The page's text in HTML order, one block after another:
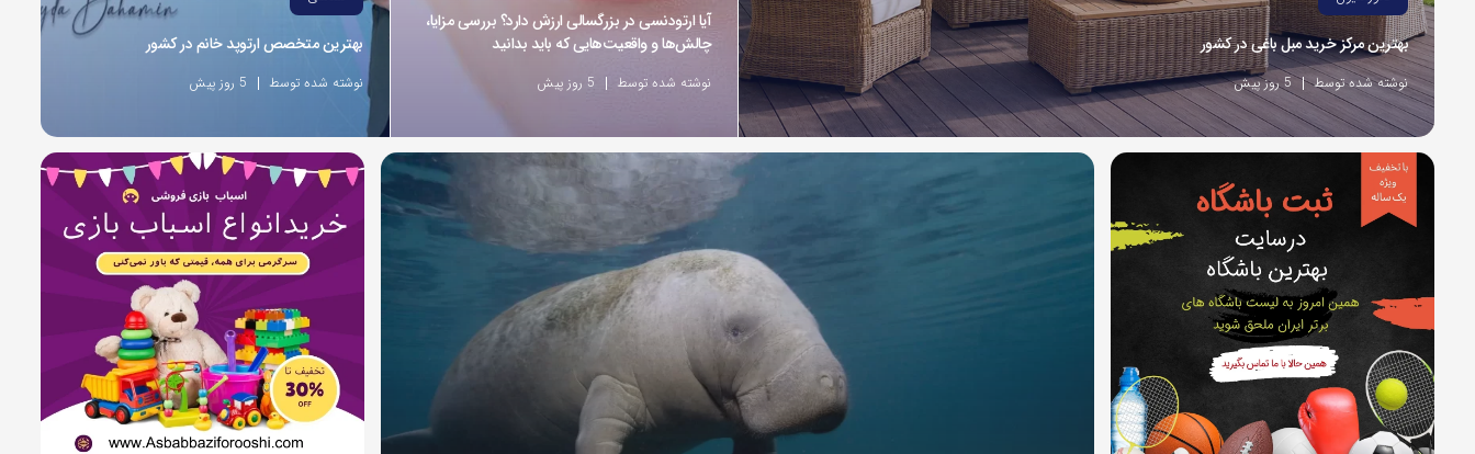
بهترین مرکز خرید مبل باغی در کشور
نوشته شده توسط 5 روز پیش
آیا ارتودنسی در بزرگسالی ارزش دارد؟ بررسی مزایا،
چالش‌ها و واقعیت‌هایی که باید بدانید
نوشته شده توسط 5 روز پیش
بهترین متخصص ارتوپد خانم در کشور
نوشته شده توسط 5 روز پیش